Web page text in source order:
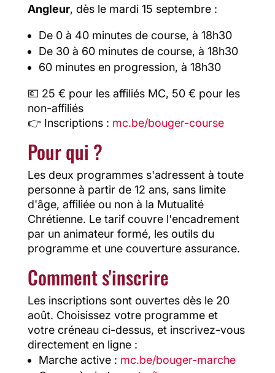
Angleur, dès le mardi 15 septembre :
De 0 à 40 minutes de course, à 18h30
De 30 à 60 minutes de course, à 18h30
60 minutes en progression, à 18h30
💶 25 € pour les affiliés MC, 50 € pour les
non-affiliés
👉 Inscriptions : mc.be/bouger-course
Pour qui ?
Les deux programmes s'adressent à toute
personne à partir de 12 ans, sans limite
d'âge, affiliée ou non à la Mutualité
Chrétienne. Le tarif couvre l'encadrement
par un animateur formé, les outils du
programme et une couverture assurance.
Comment s'inscrire
Les inscriptions sont ouvertes dès le 20
août. Choisissez votre programme et
votre créneau ci-dessus, et inscrivez-vous
directement en ligne :
Marche active : mc.be/bouger-marche